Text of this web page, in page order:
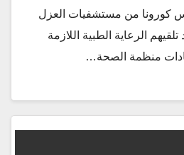
كورونا من مستشفيات العزل
الرعاية الطبية اللازمة
منظمة الصحة…